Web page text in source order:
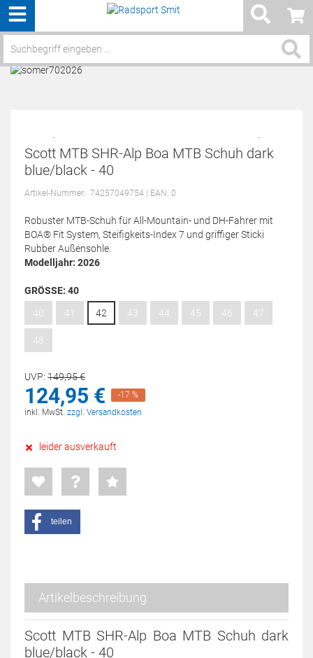
Menü
Service / Hilfe
Scott MTB SHR-Alp Boa MTB Schuh dark
blue/black - 40
Artikel-Nummer: 74257049754 | EAN: 0
Robuster MTB-Schuh für All-Mountain- und DH-Fahrer mit
BOA® Fit System, Steifigkeits-Index 7 und griffiger Sticki
Rubber Außensohle.
Modelljahr: 2026
GRÖSSE: 40
40
41 42 43 44 45 46 47
48
UVP: 149,95€
124,95 €
-17 %
inkl. MwSt. zzgl. Versandkosten
leider ausverkauft
teilen
Artikelbeschreibung
Scott MTB SHR-Alp Boa MTB Schuh dark
blue/black - 40